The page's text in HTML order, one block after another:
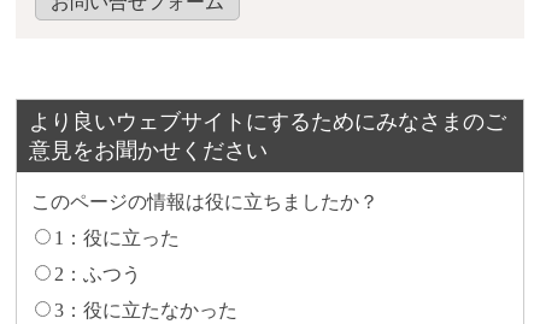
より良いウェブサイトにするためにみなさまのご
意見をお聞かせください
このページの情報は役に立ちましたか？
1：役に立った
2：ふつう
3：役に立たなかった